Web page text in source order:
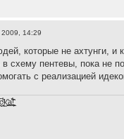
2009, 14:29
которые не ахтунги, и
в схему пентевы, пока не
с реализацией